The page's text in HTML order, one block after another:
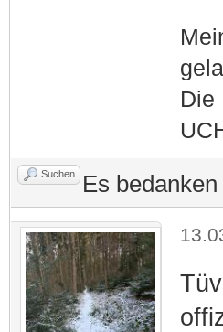
Die
Suchen Es